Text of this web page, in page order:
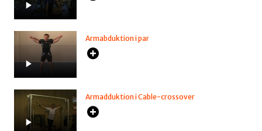
Armabduktion i par
Armadduktion i Cable-crossover